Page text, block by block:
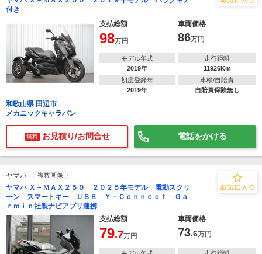
付き
支払総額
車両価格
98万円 86万円
モデル年式
2019年
走行距離
11926Km
初度登録年
2019年
車検/自賠責
自賠責保険無し
和歌山県 田辺市
メカニックキャラバン
無料 お見積り/お問合せ 電話をかける
ヤマハ 複数画像
ヤマハ Ｘ－ＭＡＸ２５０ ２０２５年モデル 電動スクリ
ーン スマートキー ＵＳＢ Ｙ－Ｃｏｎｎｅｃｔ Ｇａ
ｒｍｉｎ社製ナビアプリ連携
支払総額
車両価格
79.7万円 73.6万円